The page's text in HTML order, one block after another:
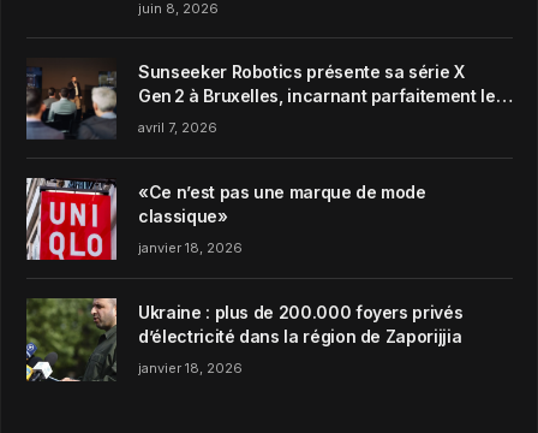
juin 8, 2026
Sunseeker Robotics présente sa série X
Gen 2 à Bruxelles, incarnant parfaitement le
concept de Garden Harmony de la marque
avril 7, 2026
«Ce n’est pas une marque de mode
classique»
janvier 18, 2026
Ukraine : plus de 200.000 foyers privés
d’électricité dans la région de Zaporijjia
janvier 18, 2026